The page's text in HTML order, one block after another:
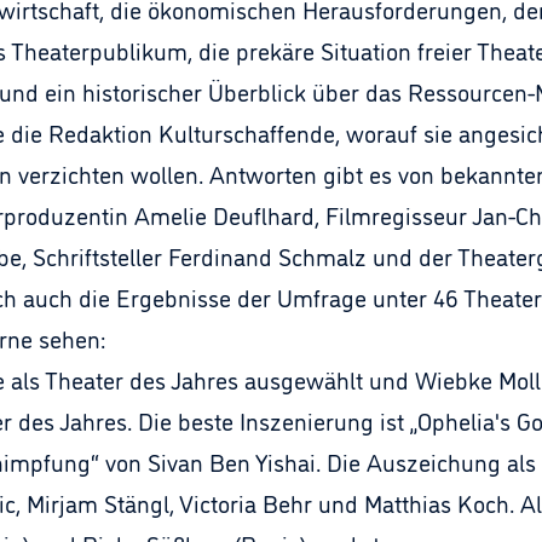
die ökonomischen Herausforderungen,
die prekäre Situation freier
ein historischer Überblick über das
Redaktion Kulturschaffende, worauf sie
verzichten wollen. Antworten gibt es von
Amelie Deuflhard, Filmregisseur Jan-
Schriftsteller Ferdinand Schmalz und der
auch die Ergebnisse der Umfrage unter 46
sehen:
Theater des Jahres ausgewählt und Wiebke
Jahres. Die beste Inszenierung ist „Ophelia's
von Sivan Ben Yishai. Die Auszeichung
Mirjam Stängl, Victoria Behr und Matthias Koch.